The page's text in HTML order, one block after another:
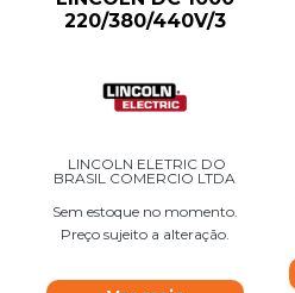
220/380/440V/3
LINCOLN ELETRIC DO
BRASIL COMERCIO LTDA
Sem estoque no momento.
Preço sujeito a alteração.